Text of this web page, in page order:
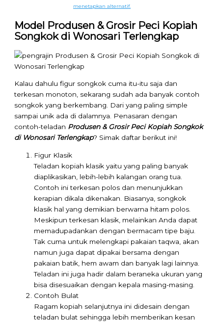
menetapkan alternatif.
Model Produsen & Grosir Peci Kopiah
Songkok di Wonosari Terlengkap
Kalau dahulu figur songkok cuma itu-itu saja dan
terkesan monoton, sekarang sudah ada banyak contoh
songkok yang berkembang. Dari yang paling simple
sampai unik ada di dalamnya. Penasaran dengan
contoh-teladan Produsen & Grosir Peci Kopiah Songkok
di Wonosari Terlengkap? Simak daftar berikut ini!
Figur Klasik
Teladan kopiah klasik yaitu yang paling banyak
diaplikasikan, lebih-lebih kalangan orang tua.
Contoh ini terkesan polos dan menunjukkan
kerapian dikala dikenakan. Biasanya, songkok
klasik hal yang demikian berwarna hitam polos.
Meskipun terkesan klasik, melainkan Anda dapat
memadupadankan dengan bermacam tipe baju.
Tak cuma untuk melengkapi pakaian taqwa, akan
namun juga dapat dipakai bersama dengan
pakaian batik, hem awam dan banyak lagi lainnya.
Teladan ini juga hadir dalam beraneka ukuran yang
bisa disesuaikan dengan kepala masing-masing.
Contoh Bulat
Ragam kopiah selanjutnya ini didesain dengan
teladan bulat sehingga lebih memberikan kesan